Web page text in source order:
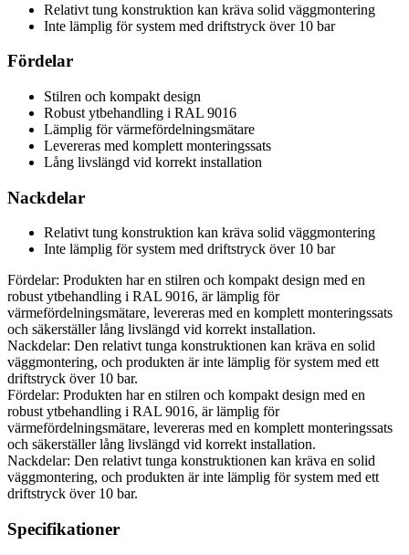
Relativt tung konstruktion kan kräva solid väggmontering
Inte lämplig för system med driftstryck över 10 bar
Fördelar
Stilren och kompakt design
Robust ytbehandling i RAL 9016
Lämplig för värmefördelningsmätare
Levereras med komplett monteringssats
Lång livslängd vid korrekt installation
Nackdelar
Relativt tung konstruktion kan kräva solid väggmontering
Inte lämplig för system med driftstryck över 10 bar
Fördelar: Produkten har en stilren och kompakt design med en
robust ytbehandling i RAL 9016, är lämplig för
värmefördelningsmätare, levereras med en komplett monteringssats
och säkerställer lång livslängd vid korrekt installation.
Nackdelar: Den relativt tunga konstruktionen kan kräva en solid
väggmontering, och produkten är inte lämplig för system med ett
driftstryck över 10 bar.
Fördelar: Produkten har en stilren och kompakt design med en
robust ytbehandling i RAL 9016, är lämplig för
värmefördelningsmätare, levereras med en komplett monteringssats
och säkerställer lång livslängd vid korrekt installation.
Nackdelar: Den relativt tunga konstruktionen kan kräva en solid
väggmontering, och produkten är inte lämplig för system med ett
driftstryck över 10 bar.
Specifikationer